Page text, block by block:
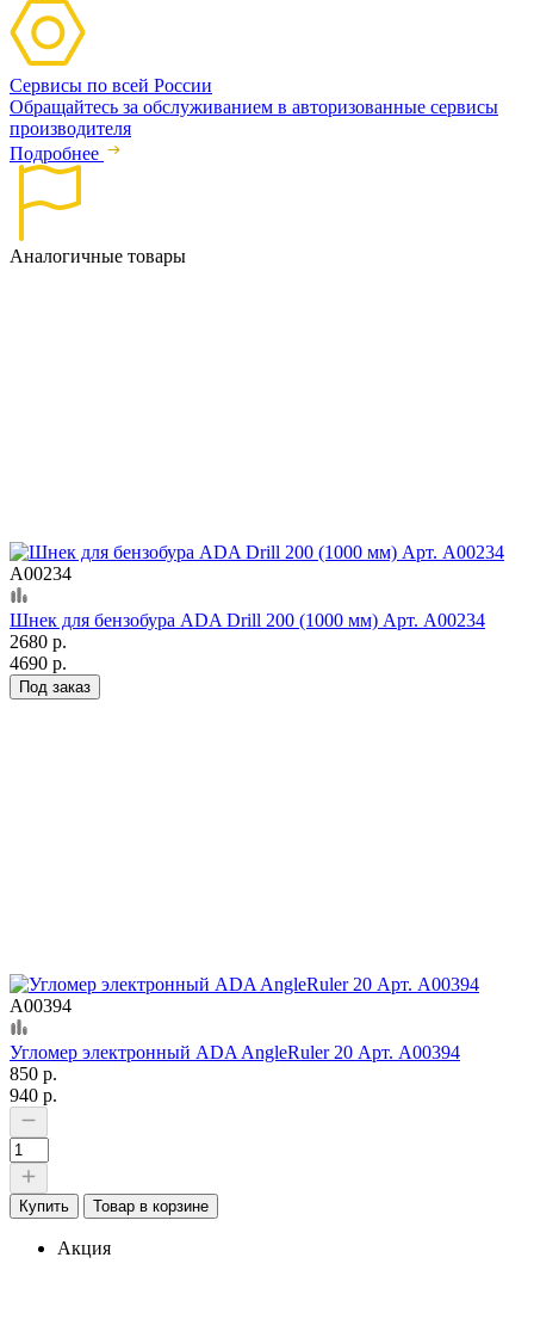
Сервисы по всей России
Обращайтесь за обслуживанием в авторизованные сервисы
производителя
Подробнее
Аналогичные товары
А00234
Шнек для бензобура ADA Drill 200 (1000 мм) Арт. А00234
2680 р.
4690 р.
Под заказ
А00394
Угломер электронный ADA AngleRuler 20 Арт. А00394
850 р.
940 р.
Купить Товар в корзине
Акция